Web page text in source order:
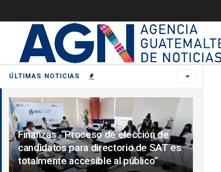
ÚLTIMAS NOTICIAS
Finanzas: “Proceso de elección de
candidatos para directorio de SAT es
totalmente accesible al público”